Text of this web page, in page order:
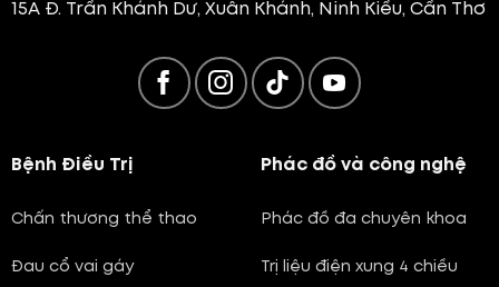
15A Đ. Trần Khánh Dư, Xuân Khánh, Ninh Kiều, Cần Thơ
Bệnh Điều Trị
Chấn thương thể thao
Đau cổ vai gáy
Phác đồ và công nghệ
Phác đồ đa chuyên khoa
Trị liệu điện xung 4 chiều